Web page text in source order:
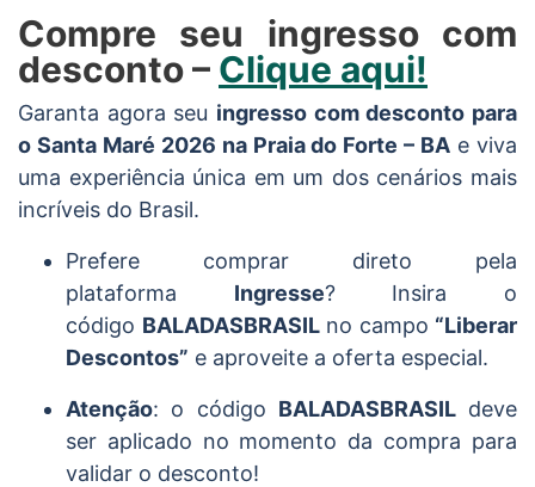
Compre seu ingresso com
desconto – Clique aqui!
Garanta agora seu ingresso com desconto para
o Santa Maré 2026 na Praia do Forte – BA e viva
uma experiência única em um dos cenários mais
incríveis do Brasil.
Prefere comprar direto pela
plataforma Ingresse? Insira o
código BALADASBRASILno campo “Liberar
Descontos” e aproveite a oferta especial.
Atenção: o código BALADASBRASILdeve
ser aplicado no momento da compra para
validar o desconto!